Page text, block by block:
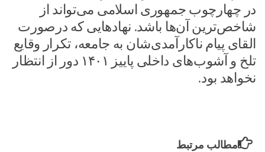
در چهارچوب جمهوری اسلامی می‌تواند از
شاخص‌ترین آن‌ها باشد. نهاد‌هایی که درصورت
القای پیام ناکارآمدی‌شان به جامعه، تکرار وقایع
تلخ و آشوب‌های داخلی پاییز ۱۴۰۱ دور از انتظار
نخواهد بود.
مطالب مرتبط